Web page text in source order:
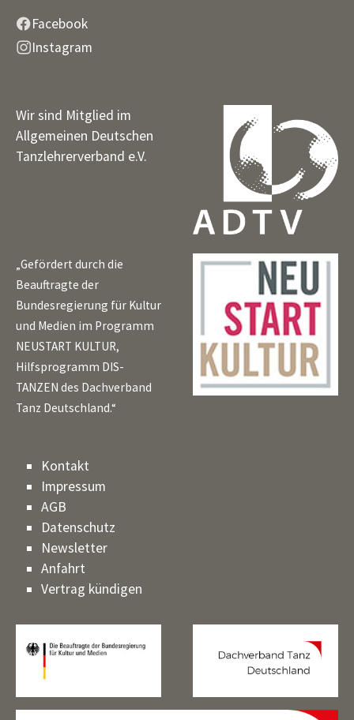
Facebook
Instagram
Wir sind Mitglied im
Allgemeinen Deutschen
Tanzlehrerverband e.V.
„Gefördert durch die
Beauftragte der
Bundesregierung für Kultur
und Medien im Programm
NEUSTART KULTUR,
Hilfsprogramm DIS-
TANZEN des Dachverband
Tanz Deutschland.“
Kontakt
Impressum
AGB
Datenschutz
Newsletter
Anfahrt
Vertrag kündigen